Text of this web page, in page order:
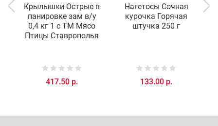
Крылышки Острые в
панировке зам в/у
0,4 кг 1 с ТМ Мясо
Птицы Ставрополья
417.50 р.
Нагетосы Сочная
курочка Горячая
штучка 250 г
133.00 р.